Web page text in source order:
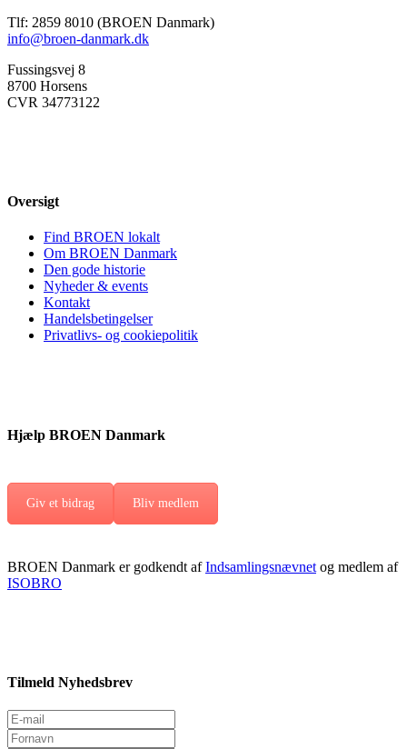
Tlf: 2859 8010 (BROEN Danmark)
info@broen-danmark.dk
Fussingsvej 8
8700 Horsens
CVR 34773122
Oversigt
Find BROEN lokalt
Om BROEN Danmark
Den gode historie
Nyheder & events
Kontakt
Handelsbetingelser
Privatlivs- og cookiepolitik
Hjælp BROEN Danmark
Giv et bidrag Bliv medlem
BROEN Danmark er godkendt afIndsamlingsnævnet og medlem af
ISOBRO
Tilmeld Nyhedsbrev